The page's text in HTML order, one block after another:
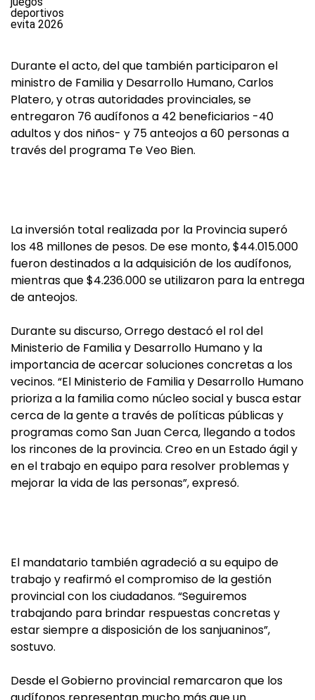
Durante el acto, del que también participaron el
ministro de Familia y Desarrollo Humano, Carlos
Platero, y otras autoridades provinciales, se
entregaron 76 audífonos a 42 beneficiarios -40
adultos y dos niños- y 75 anteojos a 60 personas a
través del programa Te Veo Bien.
La inversión total realizada por la Provincia superó
los 48 millones de pesos. De ese monto, $44.015.000
fueron destinados a la adquisición de los audífonos,
mientras que $4.236.000 se utilizaron para la entrega
de anteojos.
Durante su discurso, Orrego destacó el rol del
Ministerio de Familia y Desarrollo Humano y la
importancia de acercar soluciones concretas a los
vecinos. “El Ministerio de Familia y Desarrollo Humano
prioriza a la familia como núcleo social y busca estar
cerca de la gente a través de políticas públicas y
programas como San Juan Cerca, llegando a todos
los rincones de la provincia. Creo en un Estado ágil y
en el trabajo en equipo para resolver problemas y
mejorar la vida de las personas”, expresó.
El mandatario también agradeció a su equipo de
trabajo y reafirmó el compromiso de la gestión
provincial con los ciudadanos. “Seguiremos
trabajando para brindar respuestas concretas y
estar siempre a disposición de los sanjuaninos”,
sostuvo.
Desde el Gobierno provincial remarcaron que los